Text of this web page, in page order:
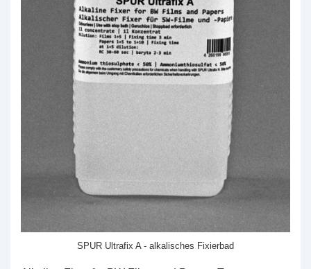
SPUR Ultrafix A - alkalisches Fixierbad